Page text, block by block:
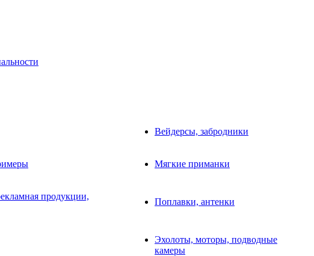
Вейдерсы, забродники
Мягкие приманки
продукции,
Поплавки, антенки
Эхолоты, моторы, подводные
камеры